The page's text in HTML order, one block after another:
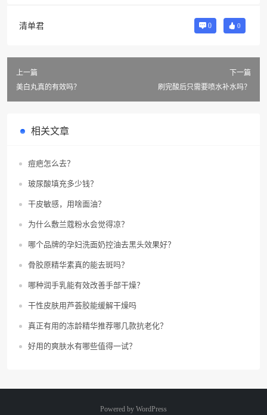
清单君 0 0
上一篇
美白丸真的有效吗？
下一篇
刷完酸后只需要喷水补水吗？
相关文章
痘疤怎么去？
玻尿酸填充多少钱？
干皮敏感，用啥面油？
为什么敷兰蔻粉水会觉得凉？
哪个品牌的孕妇洗面奶控油去黑头效果好？
骨胶原精华素真的能去斑吗？
哪种润手乳能有效改善手部干燥？
干性皮肤用芦荟胶能缓解干燥吗
真正有用的冻龄精华推荐哪几款抗老化？
好用的爽肤水有哪些值得一试？
Powered by WordPress